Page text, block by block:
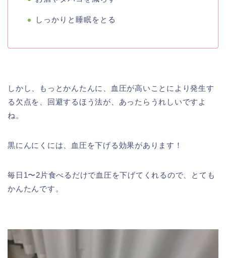
しっかりと睡眠をとる
しかし、もっとかんたんに、血圧が高いことにより発生す
る欠点を、回避するほう法が、あったらうれしいですよ
ね。
黒にんにくには、血圧を下げる効果があります！
毎日1〜2片食べるだけで血圧を下げてくれるので、とても
かんたんです。